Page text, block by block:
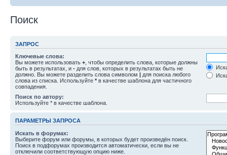
Поиск
ЗАПРОС
Ключевые слова:
Вы можете использовать + , чтобы определить слова, которые должны
быть в результатах, и - для слов, которых в результатах быть не
должно. Вы можете разделить слова символом | для поиска любого
слова из списка. Используйте * в качестве шаблона для частичного
совпадения.
Поиск по автору:
Используйте * в качестве шаблона.
ПАРАМЕТРЫ ЗАПРОСА
Искать в форумах:
Выберите форум или форумы, в которых будет произведён поиск.
Поиск в подфорумах производится автоматически, если вы не
отключили соответствующую опцию ниже.